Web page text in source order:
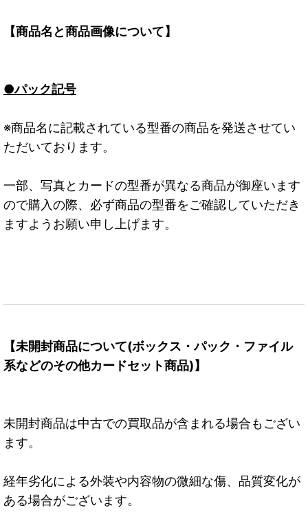
【商品名と商品画像について】
●パック記号
※商品名に記載されている型番の商品を発送させてい
ただいております。
一部、写真とカードの型番が異なる商品が御座います
ので購入の際、必ず商品の型番をご確認していただき
ますようお願い申し上げます。
【未開封商品について(ボックス・パック・ファイル
系などのその他カードセット商品)】
未開封商品は中古での買取品が含まれる場合もござい
ます。
経年劣化による外装や内容物の微細な傷、品質変化が
ある場合がございます。